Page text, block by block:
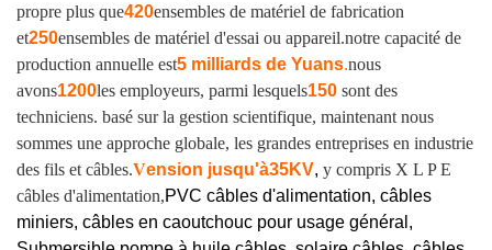
propre plus que420ensembles de matériel de fabrication
et250ensembles de matériel d'essai ou appareil.notre capacité de
production annuelle est5 milliards de Yuans.nous
avons1200les employeurs, parmi lesquels150 sont des
techniciens. basé sur la gestion scientifique, maintenant nous
sommes une approche globale, les grandes entreprises en industrie
des fils et câbles.Vension jusqu'à35KV, y compris X L P E
câbles d'alimentation,PVC câbles d'alimentation, câbles
miniers, câbles en caoutchouc pour usage général,